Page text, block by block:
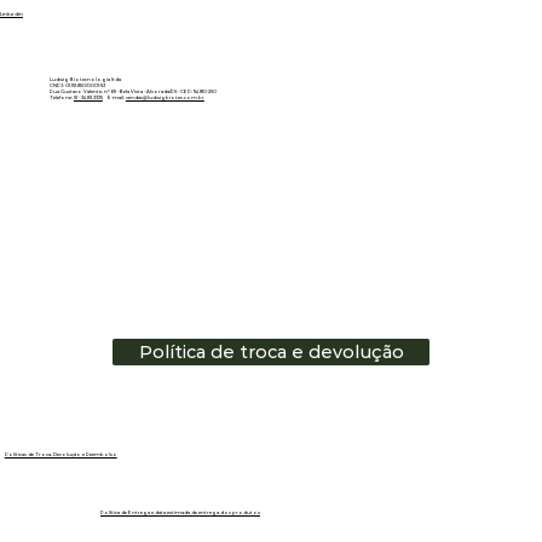
Política de Entrega e data estimada de entrega dos produtos
Políticas de Troca, Devolução e Reembolso
Ludwig Biotecnologia ltda
CNPJ: 01.151.850/0001-53
Rua Gustavo Valente, nº 69 - Bela Vista - Alvorada/RS - CEP: 94810-250
Telefone: 51 - 3483.3335E-mail: vendas@ludwigbiotec.com.br
Linkedin
Política de troca e devolução